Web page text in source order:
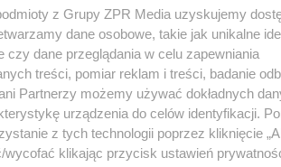
z Grupy ZPR Media uzyskujemy
dane osobowe, takie jak unikalne
czy dane przeglądania w celu zapewniania
treści, pomiar reklam i treści, badanie
Partnerzy możemy używać dokładnych
urządzenia do celów identyfikacji.
z tych technologii poprzez kliknięcie
klikając przycisk ustawień